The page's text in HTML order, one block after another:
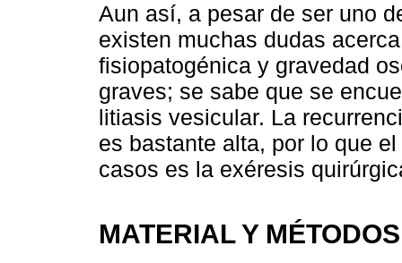
Aun así, a pesar de ser uno
existen muchas dudas
fisiopatogénica y gravedad
graves; se sabe que se
litiasis vesicular. La
es bastante alta, por lo que
casos es la exéresis
MATERIAL Y MÉTODOS